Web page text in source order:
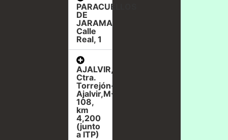
PARACUELLOS
DE
JARAMA,
Calle
Real, 1
AJALVIR,
Ctra.
Torrejón-
Ajalvir,M-
108,
km
4,200
(junto
a ITP)